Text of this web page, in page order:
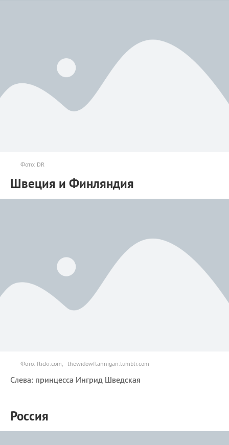
Фото: DR
Швеция и Финляндия
Фото: flickr.com, thewidowflannigan.tumblr.com
Слева: принцесса Ингрид Шведская
Россия